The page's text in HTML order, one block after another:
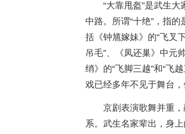
“大靠甩盔”是武生
中路。所谓“十绝”，指
括《钟馗嫁妹》的“飞叉
吊毛”、《凤还巢》中元
绡》的“飞脚三越”和“飞
戏已经多年不见于舞台
京剧表演歌舞并重
系。武生名家辈出，身